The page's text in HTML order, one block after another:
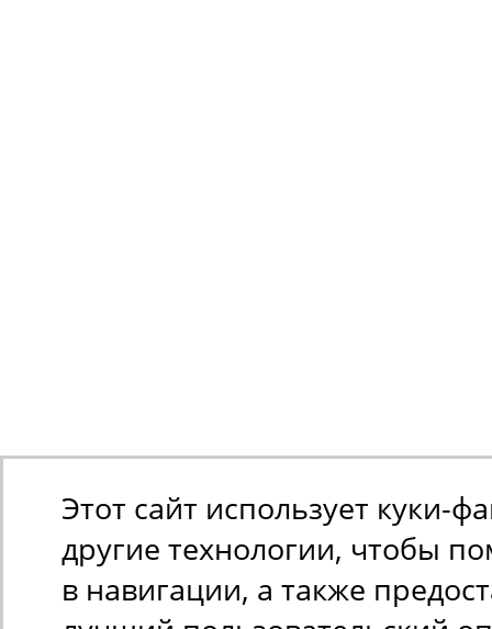
Этот сайт использует куки-
другие технологии, чтобы
в навигации, а также